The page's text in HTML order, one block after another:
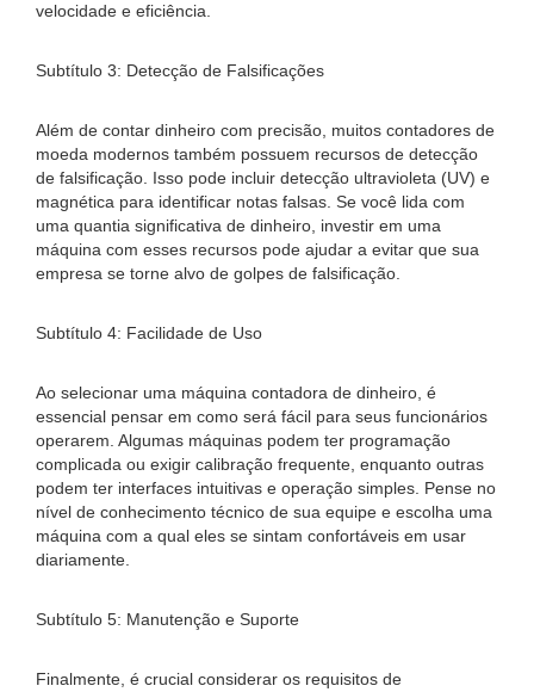
velocidade e eficiência.
Subtítulo 3: Detecção de Falsificações
Além de contar dinheiro com precisão, muitos contadores de
moeda modernos também possuem recursos de detecção
de falsificação. Isso pode incluir detecção ultravioleta (UV) e
magnética para identificar notas falsas. Se você lida com
uma quantia significativa de dinheiro, investir em uma
máquina com esses recursos pode ajudar a evitar que sua
empresa se torne alvo de golpes de falsificação.
Subtítulo 4: Facilidade de Uso
Ao selecionar uma máquina contadora de dinheiro, é
essencial pensar em como será fácil para seus funcionários
operarem. Algumas máquinas podem ter programação
complicada ou exigir calibração frequente, enquanto outras
podem ter interfaces intuitivas e operação simples. Pense no
nível de conhecimento técnico de sua equipe e escolha uma
máquina com a qual eles se sintam confortáveis ​​em usar
diariamente.
Subtítulo 5: Manutenção e Suporte
Finalmente, é crucial considerar os requisitos de